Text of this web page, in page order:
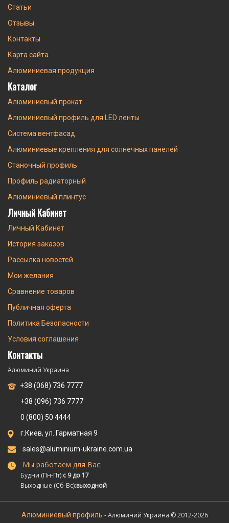
Статьи
Отзывы
Контакты
Карта сайта
Алюминиевая продукция
Каталог
Алюминиевый прокат
Алюминиевый профиль для LED ленты
Система вентфасад
Алюминиевые крепления для солнечных панелей
Станочный профиль
Профиль радиаторный
Алюминиевый плинтус
Личный Кабинет
Личный Кабинет
История заказов
Рассылка новостей
Мои желания
Сравнение товаров
Публичная оферта
Политика Безопасности
Условия соглашения
Контакты
Алюминий Украина
+38 (068) 736 7777
+38 (096) 736 7777
0 (800) 50 4444
г.Киев, ул. Гарматная 9
sales@aluminium-ukraine.com.ua
Мы работаем для Вас:
Будни (Пн-Пт):с 9 до 17
Выходные (Сб-Вс):выходной
Алюминиевый профиль - Алюминий Украина © 2012-2026